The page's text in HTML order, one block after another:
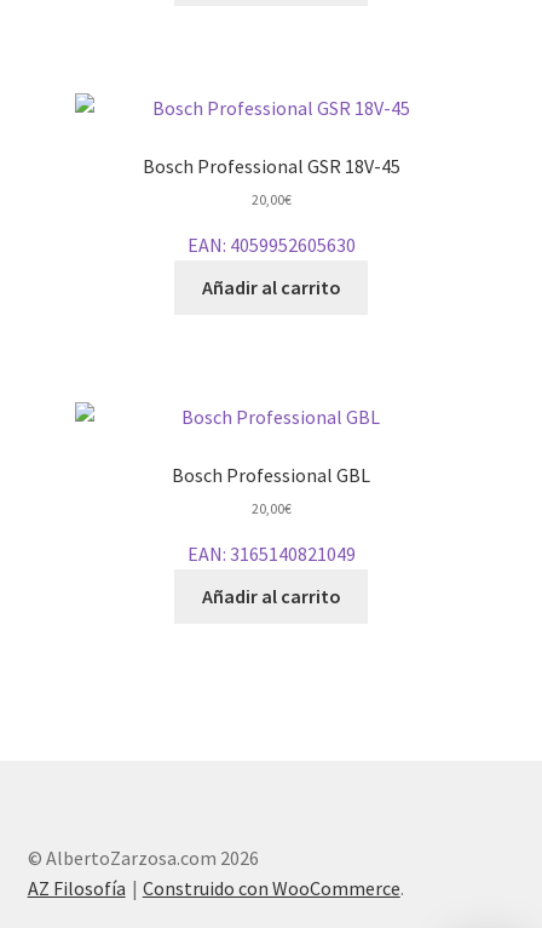
Bosch Professional GSR 18V-45
20,00€
EAN: 4059952605630
Añadir al carrito
Bosch Professional GBL
20,00€
EAN: 3165140821049
Añadir al carrito
© AlbertoZarzosa.com 2026
AZ Filosofía
Construido con WooCommerce.